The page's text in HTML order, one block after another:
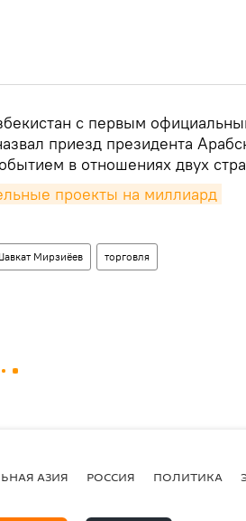
с первым
приезд президента
в отношениях двух
проекты на миллиард
Мирзиёев торговля
АЗИЯ РОССИЯ ПОЛИТИКА